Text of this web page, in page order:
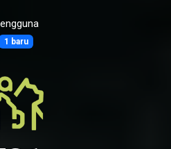
1 baru